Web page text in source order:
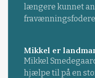
længere kunnet
Mikkel er
Mikkel
hjælpe til på en